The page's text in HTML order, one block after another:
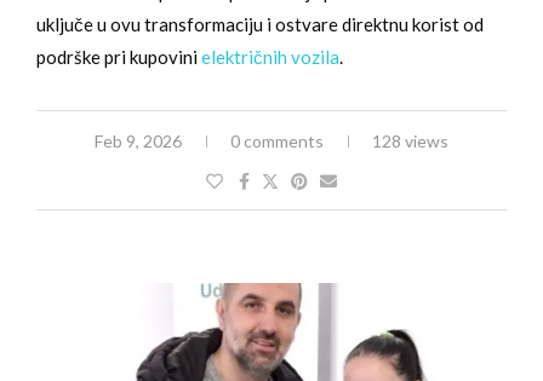
uključe u ovu transformaciju i ostvare direktnu korist od
podrške pri kupovinielektričnih vozila.
Feb 9, 2026 0 comments 128 views